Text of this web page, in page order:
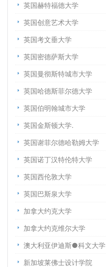
英国赫特福德大学
英国创意艺术大学
英国考文垂大学
英国密德萨斯大学
英国曼彻斯特城市大学
英国哈德斯菲尔德大学
英国伯明翰城市大学
英国金斯顿大学.
英国谢菲尔德哈勒姆大学
英国诺丁汉特伦特大学
英国西伦敦大学
英国巴斯泉大学
加拿大约克大学
加拿大约克维尔大学
澳大利亚伊迪斯●科文大学
新加坡莱佛士设计学院